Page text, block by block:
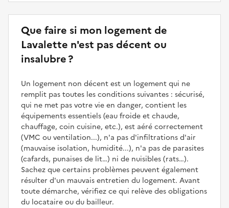
Que faire si mon logement de
Lavalette n'est pas décent ou
insalubre ?
Un logement non décent est un logement qui ne
remplit pas toutes les conditions suivantes : sécurisé,
qui ne met pas votre vie en danger, contient les
équipements essentiels (eau froide et chaude,
chauffage, coin cuisine, etc.), est aéré correctement
(VMC ou ventilation...), n'a pas d'infiltrations d'air
(mauvaise isolation, humidité...), n'a pas de parasites
(cafards, punaises de lit…) ni de nuisibles (rats…).
Sachez que certains problèmes peuvent également
résulter d'un mauvais entretien du logement. Avant
toute démarche, vérifiez ce qui relève des obligations
du locataire ou du bailleur.